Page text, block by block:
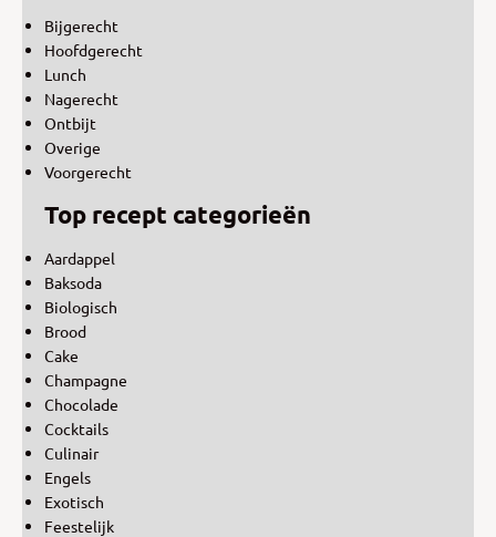
Bijgerecht
Hoofdgerecht
Lunch
Nagerecht
Ontbijt
Overige
Voorgerecht
Top recept categorieën
Aardappel
Baksoda
Biologisch
Brood
Cake
Champagne
Chocolade
Cocktails
Culinair
Engels
Exotisch
Feestelijk